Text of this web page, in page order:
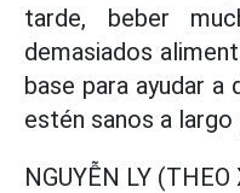
tarde, beber
demasiados
base para ayudar a
estén sanos a largo
NGUYỄN LY